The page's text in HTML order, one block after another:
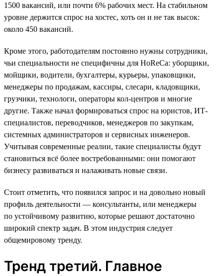
1500 вакансий, или почти 6% рабочих мест. На стабильном
уровне держится спрос на хостес, хоть он и не так высок:
около 450 вакансий.
Кроме этого, работодателям постоянно нужны сотрудники,
чьи специальности не специфичны для HoReCa: уборщики,
мойщики, водители, бухгалтеры, курьеры, упаковщики,
менеджеры по продажам, кассиры, слесари, кладовщики,
грузчики, технологи, операторы кол-центров и многие
другие. Также начал формироваться спрос на юристов, ИТ-
специалистов, переводчиков, менеджеров по закупкам,
системных администраторов и сервисных инженеров.
Учитывая современные реалии, такие специалисты будут
становиться всё более востребованными: они помогают
бизнесу развиваться и налаживать новые связи.
Стоит отметить, что появился запрос и на довольно новый
профиль деятельности — консультанты, или менеджеры
по устойчивому развитию, которые решают достаточно
широкий спектр задач. В этом индустрия следует
общемировому тренду.
Тренд третий. Главное